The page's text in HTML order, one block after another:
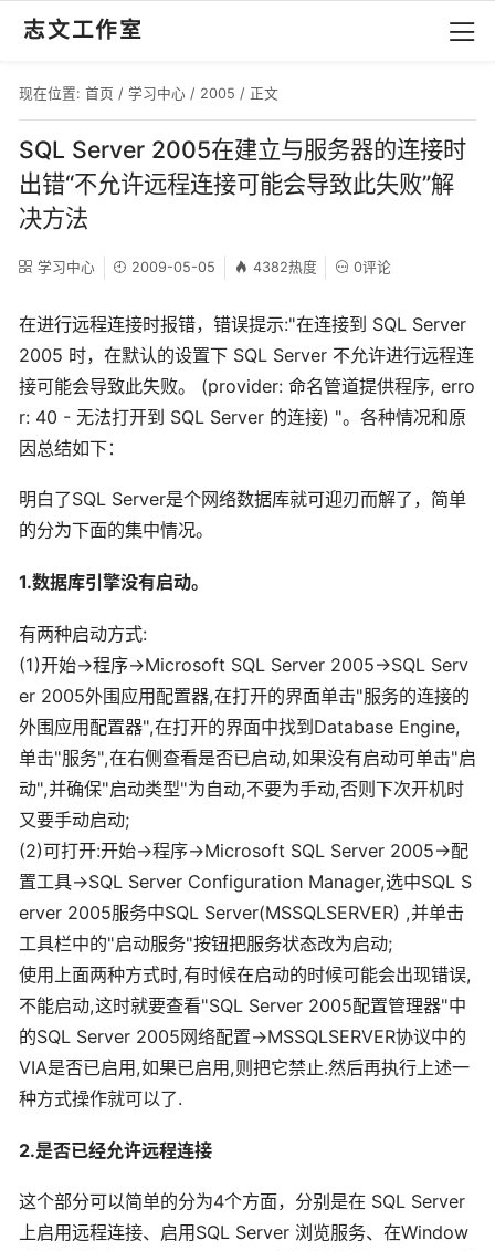
志文工作室
现在位置: 首页 / 学习中心 / 2005 / 正文
SQL Server 2005在建立与服务器的连接时
出错“不允许远程连接可能会导致此失败”解
决方法
学习中心 2009-05-05 4382热度 0评论
在进行远程连接时报错，错误提示:"在连接到 SQL Server
2005 时，在默认的设置下 SQL Server 不允许进行远程连
接可能会导致此失败。 (provider: 命名管道提供程序, erro
r: 40 - 无法打开到 SQL Server 的连接) "。各种情况和原
因总结如下：
明白了SQL Server是个网络数据库就可迎刃而解了，简单
的分为下面的集中情况。
1.数据库引擎没有启动。
有两种启动方式:
(1)开始->程序->Microsoft SQL Server 2005->SQL Serv
er 2005外围应用配置器,在打开的界面单击"服务的连接的
外围应用配置器",在打开的界面中找到Database Engine,
单击"服务",在右侧查看是否已启动,如果没有启动可单击"启
动",并确保"启动类型"为自动,不要为手动,否则下次开机时
又要手动启动;
(2)可打开:开始->程序->Microsoft SQL Server 2005->配
置工具->SQL Server Configuration Manager,选中SQL S
erver 2005服务中SQL Server(MSSQLSERVER) ,并单击
工具栏中的"启动服务"按钮把服务状态改为启动;
使用上面两种方式时,有时候在启动的时候可能会出现错误,
不能启动,这时就要查看"SQL Server 2005配置管理器"中
的SQL Server 2005网络配置->MSSQLSERVER协议中的
VIA是否已启用,如果已启用,则把它禁止.然后再执行上述一
种方式操作就可以了.
2.是否已经允许远程连接
这个部分可以简单的分为4个方面，分别是在 SQL Server
上启用远程连接、启用SQL Server 浏览服务、在Window